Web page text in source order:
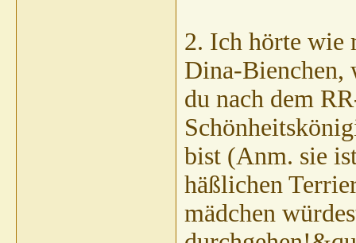
2. Ich hörte wie
Dina-Bienchen,
du nach dem
bist (Anm. sie
häßlichen
mädchen